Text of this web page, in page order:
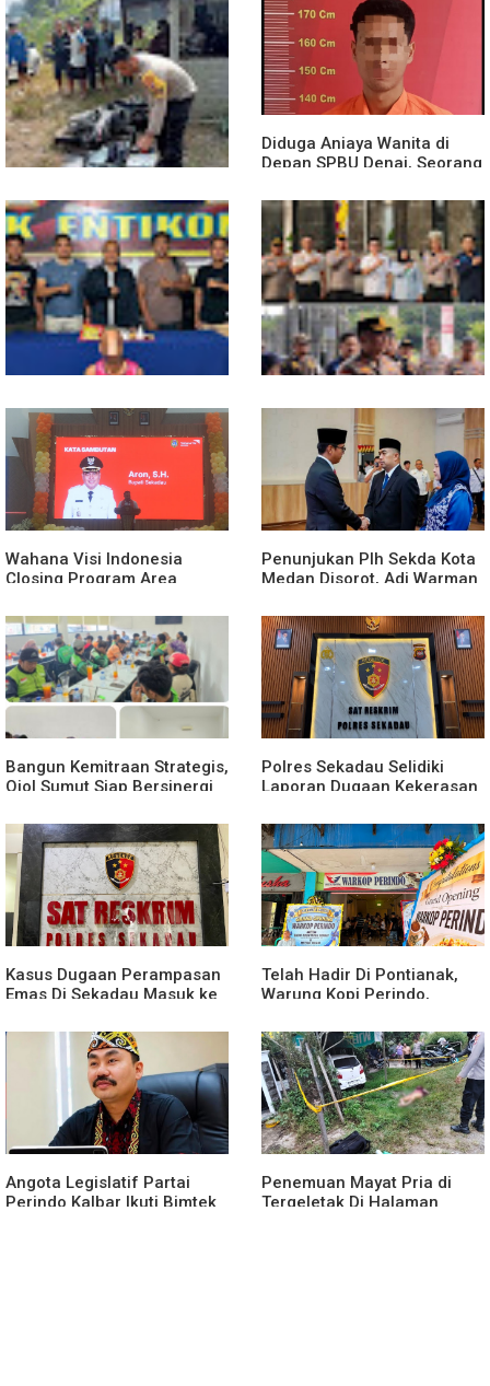
Truk Kontainer Oleng Tabrak
Vario, Warga Kapuas
Meninggal di Dusun Mak
Tampong
Diduga Aniaya Wanita di
Depan SPBU Denai, Seorang
Medan Area
Polsek Entikong Gagalkan
Peredaran Sabu 151,76
Gram di Perbatasan
Kunker Perdana ke
Entikong, Kapolres Sanggau:
Keamanan Perbatasan
Tanggung Jawab Bersama
Wahana Visi Indonesia
Closing Program Area
Penunjukan Plh Sekda Kota
Medan Disorot, Adi Warman
Komitmen terhadap Sistem
Merit
Bangun Kemitraan Strategis,
Ojol Sumut Siap Bersinergi
yang Tertib dan Kondusif
Polres Sekadau Selidiki
Laporan Dugaan Kekerasan
Dibawah Umur
Kasus Dugaan Perampasan
Emas Di Sekadau Masuk ke
Telah Hadir Di Pontianak,
Warung Kopi Perindo,
dan Mendukung UMKM
Angota Legislatif Partai
Perindo Kalbar Ikuti Bimtek
Penemuan Mayat Pria di
Tergeletak Di Halaman